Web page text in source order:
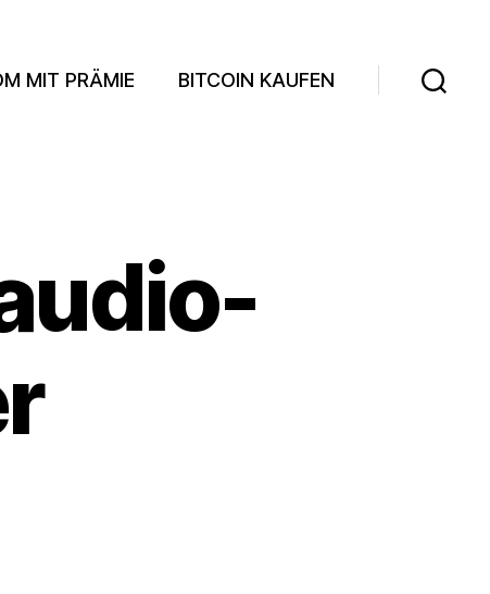
MIT PRÄMIE BITCOIN KAUFEN